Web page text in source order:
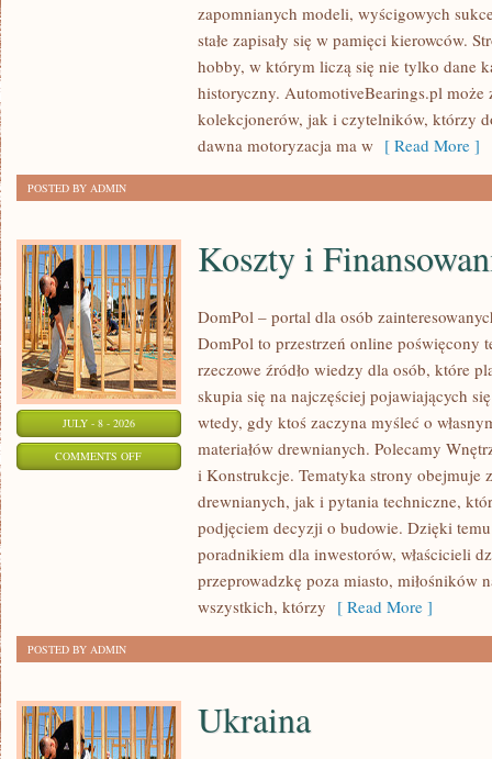
zapomnianych modeli, wyścigowych
stałe zapisały się w pamięci kierowców.
hobby, w którym liczą się nie tylko dane
historyczny. AutomotiveBearings.pl może
kolekcjonerów, jak i czytelników, którzy
dawna motoryzacja ma w [ Read More ]
POSTED BY ADMIN
JULY - 8 - 2026
COMMENTS OFFON
FINANSOWANIE
Koszty i
DomPol – portal dla osób
DomPol to przestrzeń online poświęcony
rzeczowe źródło wiedzy dla osób, które
skupia się na najczęściej pojawiających
wtedy, gdy ktoś zaczyna myśleć o
materiałów drewnianych. Polecamy
i Konstrukcje. Tematyka strony obejmuje
drewnianych, jak i pytania techniczne,
podjęciem decyzji o budowie. Dzięki
poradnikiem dla inwestorów, właścicieli
przeprowadzkę poza miasto, miłośników
wszystkich, którzy [ Read More ]
POSTED BY ADMIN
Ukraina